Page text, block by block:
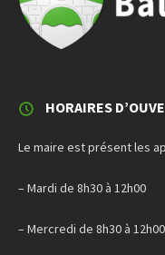
HORAIRES
Le maire est présent les
– Mardi de 8h30 à 12h00
– Mercredi de 8h30 à